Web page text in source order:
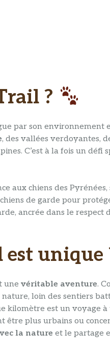
?
par son environnement
, des vallées verdoyantes,
C’est à la fois un défi
aux chiens des
de garde pour
ancrée dans le respect
unique
une véritable aventure.
loin des sentiers
kilomètre est un voyage à
être plus urbains ou
la nature et le partage